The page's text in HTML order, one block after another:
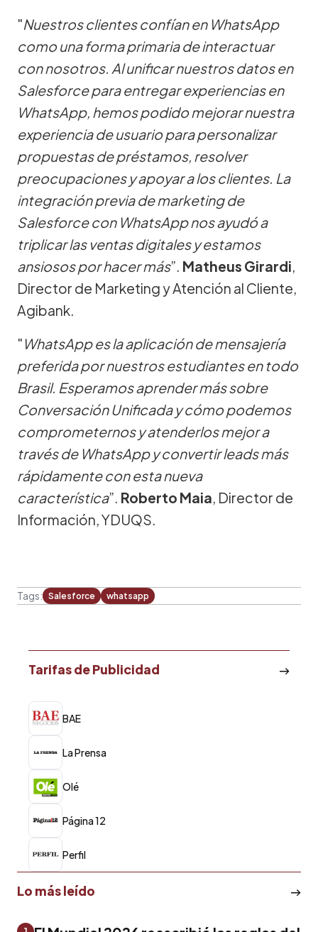
"Nuestros clientes confían en WhatsApp
como una forma primaria de interactuar
con nosotros. Al unificar nuestros datos en
Salesforce para entregar experiencias en
WhatsApp, hemos podido mejorar nuestra
experiencia de usuario para personalizar
propuestas de préstamos, resolver
preocupaciones y apoyar a los clientes. La
integración previa de marketing de
Salesforce con WhatsApp nos ayudó a
triplicar las ventas digitales y estamos
ansiosos por hacer más”. Matheus Girardi,
Director de Marketing y Atención al Cliente,
Agibank.
"WhatsApp es la aplicación de mensajería
preferida por nuestros estudiantes en todo
Brasil. Esperamos aprender más sobre
Conversación Unificada y cómo podemos
comprometernos y atenderlos mejor a
través de WhatsApp y convertir leads más
rápidamente con esta nueva
característica”. Roberto Maia, Director de
Información, YDUQS.
Tags: Salesforce whatsapp
Tarifas de Publicidad
BAE
La Prensa
Olé
Página 12
Perfil
Lo más leído